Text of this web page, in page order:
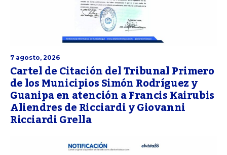
7 agosto, 2026
Cartel de Citación del Tribunal Primero
de los Municipios Simón Rodríguez y
Guanipa en atención a Francis Kairubis
Aliendres de Ricciardi y Giovanni
Ricciardi Grella